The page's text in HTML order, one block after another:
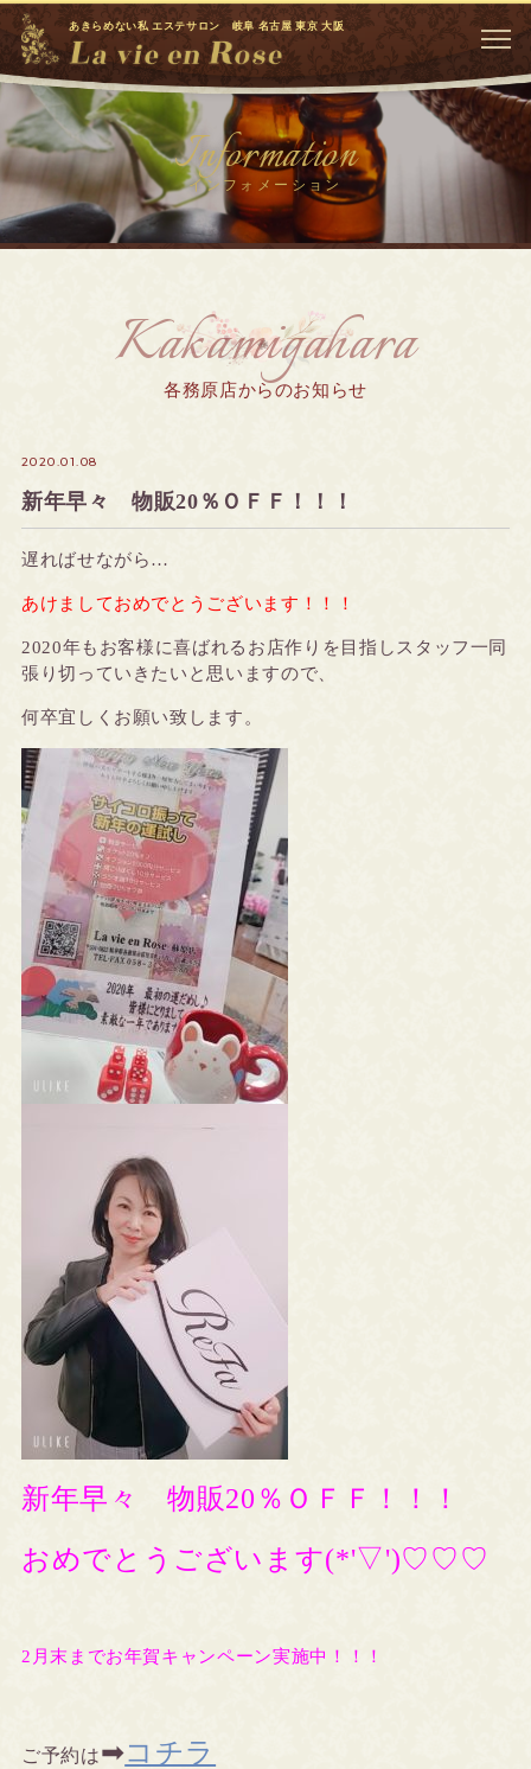
あきらめない私 エステサロン 岐阜 名古屋 東京 大阪
Information
インフォメーション
Kakamigahara
各務原店からのお知らせ
2020.01.08
新年早々 物販20％ＯＦＦ！！！
遅ればせながら…
あけましておめでとうございます！！！
2020年もお客様に喜ばれるお店作りを目指しスタッフ一同
張り切っていきたいと思いますので、
何卒宜しくお願い致します。
新年早々 物販20％ＯＦＦ！！！
おめでとうございます(*'▽')♡♡♡
2月末までお年賀キャンペーン実施中！！！
ご予約は➡コチラ